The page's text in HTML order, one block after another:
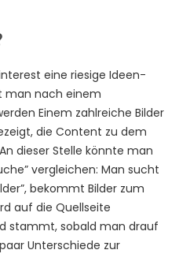
eine riesige Ideen-
man nach einem
Einem zahlreiche Bilder
die Content zu dem
dieser Stelle könnte man
vergleichen: Man sucht
bekommt Bilder zum
auf die Quellseite
stammt, sobald man drauf
Unterschiede zur